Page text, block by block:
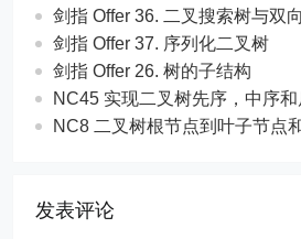
剑指 Offer 36. 二叉搜索树与双
剑指 Offer 37. 序列化二叉树
剑指 Offer 26. 树的子结构
NC45 实现二叉树先序，中序
NC8 二叉树根节点到叶子节点
发表评论